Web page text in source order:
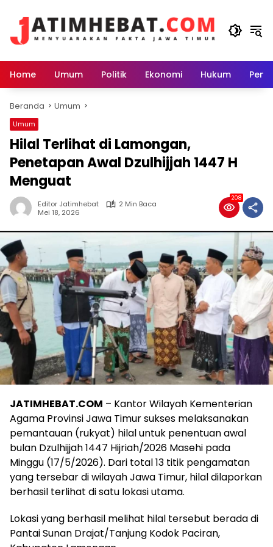
Home Umum Politik Ekonomi Hukum
Beranda Umum
Umum
Hilal Terlihat di Lamongan,
Penetapan Awal Dzulhijjah 1447 H
Menguat
Editor Jatimhebat
2 Min Baca
Mei 18, 2026
208
JATIMHEBAT.COM – Kantor Wilayah Kementerian
Agama Provinsi Jawa Timur sukses melaksanakan
pemantauan (rukyat) hilal untuk penentuan awal
bulan Dzulhijjah 1447 Hijriah/2026 Masehi pada
Minggu (17/5/2026). Dari total 13 titik pengamatan
yang tersebar di wilayah Jawa Timur, hilal dilaporkan
berhasil terlihat di satu lokasi utama.
Lokasi yang berhasil melihat hilal tersebut berada di
Pantai Sunan Drajat/Tanjung Kodok Paciran,